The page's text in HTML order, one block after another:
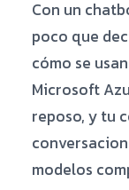
Con un
poco que
cómo se
Microsoft
reposo, y tu
modelos